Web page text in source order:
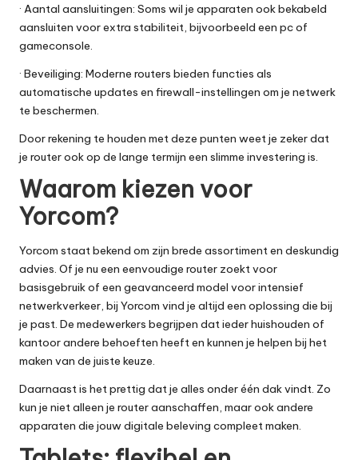
· Aantal aansluitingen: Soms wil je apparaten ook bekabeld
aansluiten voor extra stabiliteit, bijvoorbeeld een pc of
gameconsole.
· Beveiliging: Moderne routers bieden functies als
automatische updates en firewall-instellingen om je netwerk
te beschermen.
Door rekening te houden met deze punten weet je zeker dat
je router ook op de lange termijn een slimme investering is.
Waarom kiezen voor
Yorcom?
Yorcom staat bekend om zijn brede assortiment en deskundig
advies. Of je nu een eenvoudige router zoekt voor
basisgebruik of een geavanceerd model voor intensief
netwerkverkeer, bij Yorcom vind je altijd een oplossing die bij
je past. De medewerkers begrijpen dat ieder huishouden of
kantoor andere behoeften heeft en kunnen je helpen bij het
maken van de juiste keuze.
Daarnaast is het prettig dat je alles onder één dak vindt. Zo
kun je niet alleen je router aanschaffen, maar ook andere
apparaten die jouw digitale beleving compleet maken.